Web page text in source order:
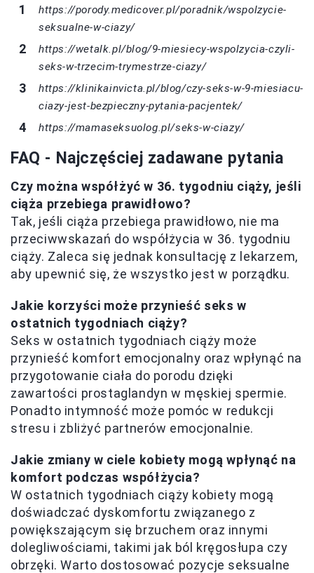
https://porody.medicover.pl/poradnik/wspolzycie-
seksualne-w-ciazy/
https://wetalk.pl/blog/9-miesiecy-wspolzycia-czyli-
seks-w-trzecim-trymestrze-ciazy/
https://klinikainvicta.pl/blog/czy-seks-w-9-miesiacu-
ciazy-jest-bezpieczny-pytania-pacjentek/
https://mamaseksuolog.pl/seks-w-ciazy/
FAQ - Najczęściej zadawane pytania
Czy można współżyć w 36. tygodniu ciąży, jeśli
ciąża przebiega prawidłowo?
Tak, jeśli ciąża przebiega prawidłowo, nie ma
przeciwwskazań do współżycia w 36. tygodniu
ciąży. Zaleca się jednak konsultację z lekarzem,
aby upewnić się, że wszystko jest w porządku.
Jakie korzyści może przynieść seks w
ostatnich tygodniach ciąży?
Seks w ostatnich tygodniach ciąży może
przynieść komfort emocjonalny oraz wpłynąć na
przygotowanie ciała do porodu dzięki
zawartości prostaglandyn w męskiej spermie.
Ponadto intymność może pomóc w redukcji
stresu i zbliżyć partnerów emocjonalnie.
Jakie zmiany w ciele kobiety mogą wpłynąć na
komfort podczas współżycia?
W ostatnich tygodniach ciąży kobiety mogą
doświadczać dyskomfortu związanego z
powiększającym się brzuchem oraz innymi
dolegliwościami, takimi jak ból kręgosłupa czy
obrzęki. Warto dostosować pozycje seksualne